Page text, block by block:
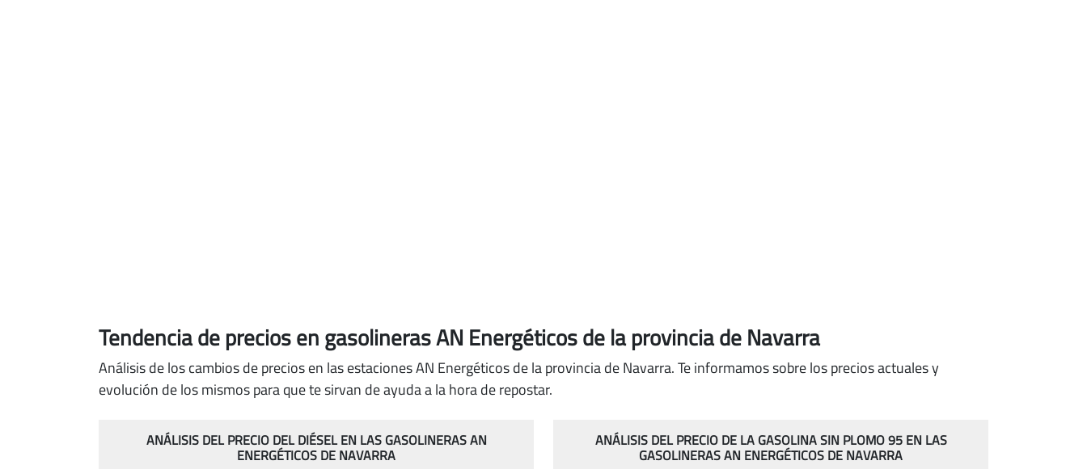
Tendencia de precios en gasolineras AN Energéticos de la provincia de Navarra
Análisis de los cambios de precios en las estaciones AN Energéticos de la provincia de Navarra. Te informamos sobre los precios actuales y
evolución de los mismos para que te sirvan de ayuda a la hora de repostar.
ANÁLISIS DEL PRECIO DEL DIÉSEL EN LAS GASOLINERAS AN
ENERGÉTICOS DE NAVARRA
ANÁLISIS DEL PRECIO DE LA GASOLINA SIN PLOMO 95 EN LAS
GASOLINERAS AN ENERGÉTICOS DE NAVARRA